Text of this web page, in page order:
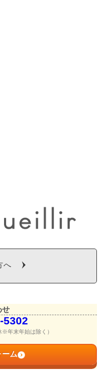
へ
せ
5302
年末年始は除く）
ーム